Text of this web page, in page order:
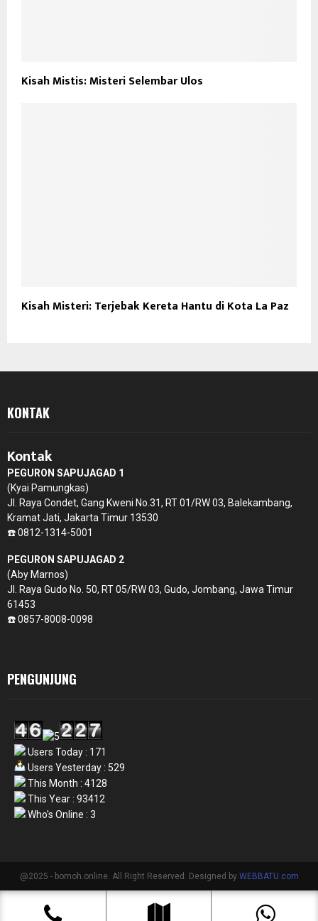
Kisah Mistis: Misteri Selembar Ulos
Kisah Misteri: Terjebak Kereta Hantu di Kota La Paz
KONTAK
Kontak
PEGURON SAPUJAGAD 1
(Kyai Pamungkas)
Jl. Raya Condet, Gang Kweni No.31, RT 01/RW 03, Balekambang,
Kramat Jati, Jakarta Timur 13530
☎️ 0812-1314-5001
PEGURON SAPUJAGAD 2
(Aby Marnos)
Jl. Raya Gudo No. 50, RT 05/RW 03, Gudo, Jombang, Jawa Timur
61453
☎️ 0857-8008-0098
PENGUNJUNG
Users Today : 171
Users Yesterday : 529
This Month : 4128
This Year : 93412
Who's Online : 3
@2025 - bomoh.online. All Right Reserved. Designed by WEBBATU.com